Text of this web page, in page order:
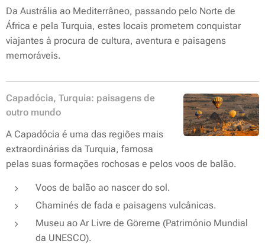
Da Austrália ao Mediterrâneo, passando pelo Norte de
África e pela Turquia, estes locais prometem conquistar
viajantes à procura de cultura, aventura e paisagens
memoráveis.
Capadócia, Turquia: paisagens de
outro mundo
A Capadócia é uma das regiões mais
extraordinárias da Turquia, famosa
pelas suas formações rochosas e pelos voos de balão.
Voos de balão ao nascer do sol.
Chaminés de fada e paisagens vulcânicas.
Museu ao Ar Livre de Göreme (Património Mundial
da UNESCO).